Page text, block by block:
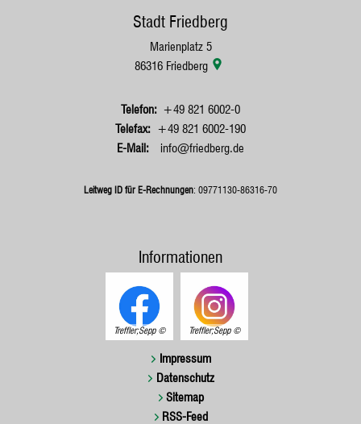
Stadt Friedberg
Marienplatz 5
86316 Friedberg
+49 821 6002-0
+49 821 6002-190
info@friedberg.de
Leitweg ID für E-Rechnungen: 09771130-86316-70
Informationen
Treffler;Sepp Treffler;Sepp
Impressum
Datenschutz
Sitemap
RSS-Feed